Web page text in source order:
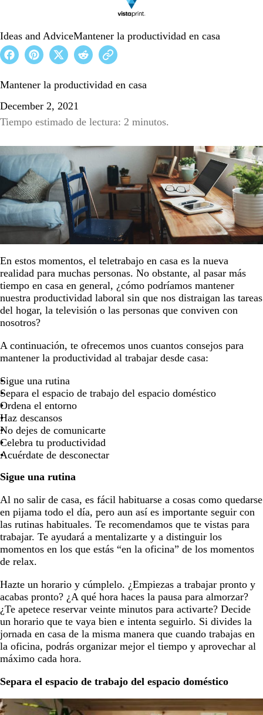
Ideas and AdviceMantener la productividad en casa
Mantener la productividad en casa
December 2, 2021
Tiempo estimado de lectura: 2 minutos.
En estos momentos, el teletrabajo en casa es la nueva
realidad para muchas personas. No obstante, al pasar más
tiempo en casa en general, ¿cómo podríamos mantener
nuestra productividad laboral sin que nos distraigan las tareas
del hogar, la televisión o las personas que conviven con
nosotros?
A continuación, te ofrecemos unos cuantos consejos para
mantener la productividad al trabajar desde casa:
Sigue una rutina
Separa el espacio de trabajo del espacio doméstico
Ordena el entorno
Haz descansos
No dejes de comunicarte
Celebra tu productividad
Acuérdate de desconectar
Sigue una rutina
Al no salir de casa, es fácil habituarse a cosas como quedarse
en pijama todo el día, pero aun así es importante seguir con
las rutinas habituales. Te recomendamos que te vistas para
trabajar. Te ayudará a mentalizarte y a distinguir los
momentos en los que estás “en la oficina” de los momentos
de relax.
Hazte un horario y cúmplelo. ¿Empiezas a trabajar pronto y
acabas pronto? ¿A qué hora haces la pausa para almorzar?
¿Te apetece reservar veinte minutos para activarte? Decide
un horario que te vaya bien e intenta seguirlo. Si divides la
jornada en casa de la misma manera que cuando trabajas en
la oficina, podrás organizar mejor el tiempo y aprovechar al
máximo cada hora.
Separa el espacio de trabajo del espacio doméstico